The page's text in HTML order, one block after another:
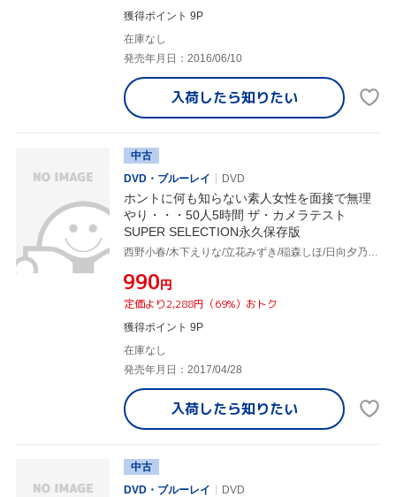
獲得ポイント 9P
在庫なし
発売年月日：2016/06/10
入荷したら知りたい
中古
DVD・ブルーレイ
DVD
ホントに何も知らない素人女性を面接で無理
やり・・・50人5時間 ザ・カメラテスト
SUPER SELECTION永久保存版
¥990円
定価より2,288円（69%）おトク
獲得ポイント 9P
在庫なし
発売年月日：2017/04/28
入荷したら知りたい
中古
DVD・ブルーレイ
DVD